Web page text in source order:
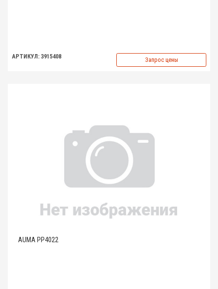
АРТИКУЛ: 3915408 Запрос цены
AUMA PP4022